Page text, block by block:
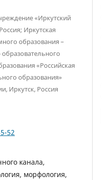
«Иркутский
Иркутская
образования –
«Российская
образования»
Иркутск, Россия
52
канала,
морфология,